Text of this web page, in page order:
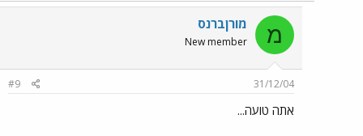
מ מורןברנס
New member
31/12/04
#9
אתה טועה...